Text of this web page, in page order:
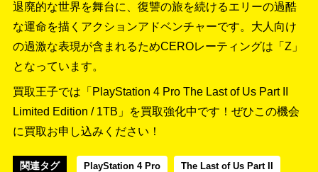
退廃的な世界を舞台に、復讐の旅を続けるエリーの過酷
な運命を描くアクションアドベンチャーです。大人向け
の過激な表現が含まれるためCEROレーティングは「Z」
となっています。
買取王子では「PlayStation 4 Pro The Last of Us Part II
Limited Edition / 1TB」を買取強化中です！ ぜひこの機会
に買取お申し込みください！
関連タグ PlayStation 4 Pro The Last of Us Part II